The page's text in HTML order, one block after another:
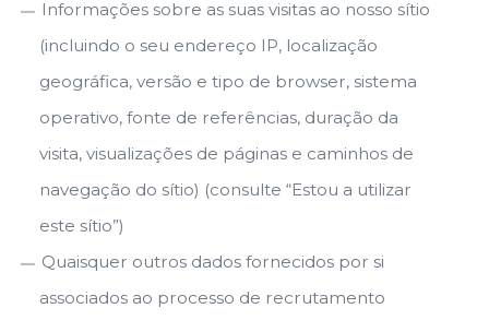
Informações sobre as suas visitas ao nosso sítio
(incluindo o seu endereço IP, localização
geográfica, versão e tipo de browser, sistema
operativo, fonte de referências, duração da
visita, visualizações de páginas e caminhos de
navegação do sítio) (consulte “Estou a utilizar
este sítio”)
Quaisquer outros dados fornecidos por si
associados ao processo de recrutamento